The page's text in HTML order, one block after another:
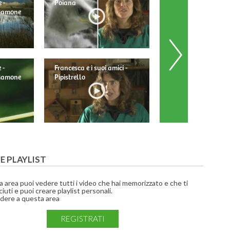
-
-
Poiana
Francesca e i suoi amici -
Pipistrello
Francesca e i suoi
PLAYLIST
area puoi vedere tutti i video che hai memorizzato e che ti
e puoi creare playlist personali.
a questa area
REGISTRATI